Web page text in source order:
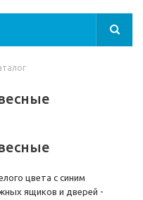
цвета с синим
ящиков и дверей -